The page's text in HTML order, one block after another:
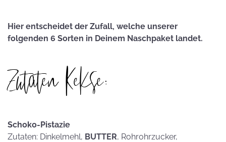
Hier entscheidet der Zufall, welche unserer
folgenden 6 Sorten in Deinem Naschpaket landet.
Zutaten Kekse:
Schoko-Pistazie
Zutaten: Dinkelmehl, BUTTER, Rohrohrzucker,